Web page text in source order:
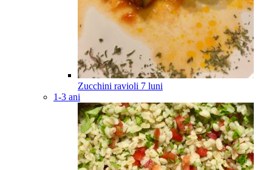
Zucchini ravioli 7 luni
1-3 ani